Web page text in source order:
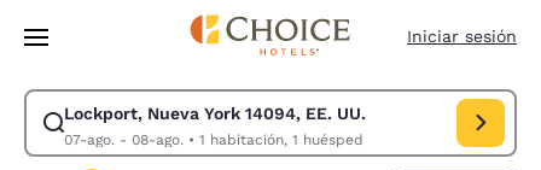
Pasar A Contenido Principal
Iniciar sesión
Lockport, Nueva York 14094, EE. UU.
07-ago. - 08-ago.• 1 habitación, 1 huésped
Modificar la búsqueda de Lockport, Nueva York 14094, EE. UU..